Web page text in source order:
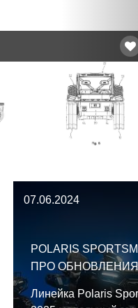
07.06.2024
POLARIS
ПРО ОБНОВЛЕНИЯ
Линейка Polaris